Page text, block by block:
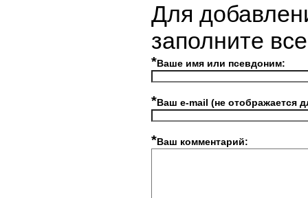
Для
заполните
*Ваше имя или псевдоним:
*Ваш e-mail (не отображается
*Ваш комментарий: